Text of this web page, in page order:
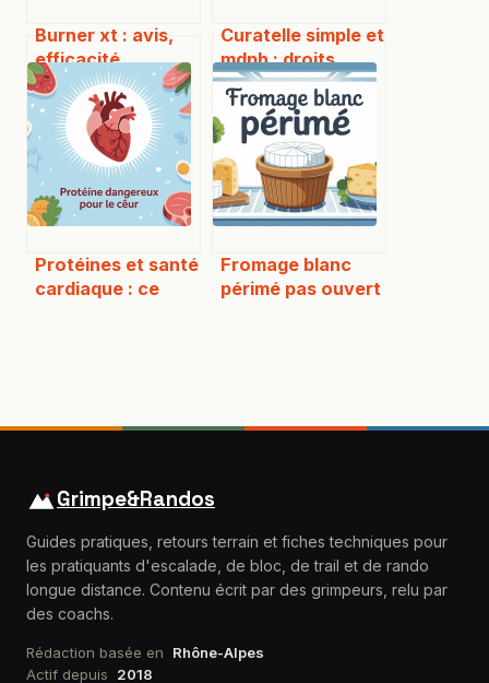
Burner xt : avis,
efficacité,
composition et
guide d’utilisation
complet
Curatelle simple et
mdph : droits,
démarches et
impacts concrets
Protéines et santé
cardiaque : ce
Fromage blanc
périmé pas ouvert
Grimpe&Randos
Guides pratiques, retours terrain et fiches techniques pour
les pratiquants d'escalade, de bloc, de trail et de rando
longue distance. Contenu écrit par des grimpeurs, relu par
des coachs.
Rédaction basée en
Rhône-Alpes
Actif depuis
2018